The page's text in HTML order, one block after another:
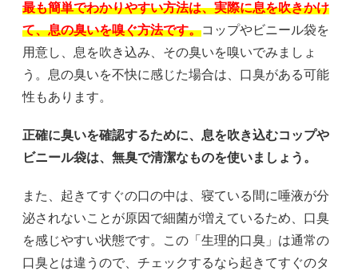
最も簡単でわかりやすい方法は、実際に息を吹きかけ
て、息の臭いを嗅ぐ方法です。コップやビニール袋を
用意し、息を吹き込み、その臭いを嗅いでみましょ
う。息の臭いを不快に感じた場合は、口臭がある可能
性もあります。
正確に臭いを確認するために、息を吹き込むコップや
ビニール袋は、無臭で清潔なものを使いましょう。
また、起きてすぐの口の中は、寝ている間に唾液が分
泌されないことが原因で細菌が増えているため、口臭
を感じやすい状態です。この「生理的口臭」は通常の
口臭とは違うので、チェックするなら起きてすぐのタ